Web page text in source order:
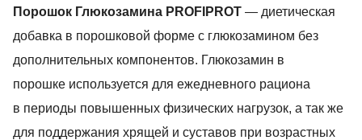
Порошок Глюкозамина PROFIPROT — диетическая
добавка в порошковой форме с глюкозамином без
дополнительных компонентов. Глюкозамин в
порошке используется для ежедневного рациона
в периоды повышенных физических нагрузок, а так же
для поддержания хрящей и суставов при возрастных